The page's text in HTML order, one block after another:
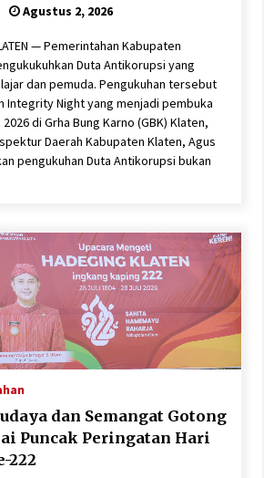
Agustus 2, 2026
— Pemerintahan Kabupaten
Duta Antikorupsi yang
dan pemuda. Pengukuhan tersebut
Integrity Night yang menjadi pembuka
di Grha Bung Karno (GBK) Klaten,
Daerah Kabupaten Klaten, Agus
pengukuhan Duta Antikorupsi bukan
dan Semangat Gotong
Puncak Peringatan Hari
222